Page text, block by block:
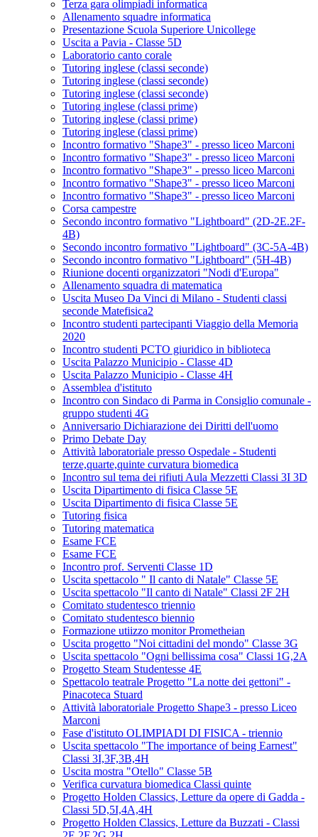
Terza gara olimpiadi informatica
Allenamento squadre informatica
Presentazione Scuola Superiore Unicollege
Uscita a Pavia - Classe 5D
Laboratorio canto corale
Tutoring inglese (classi seconde)
Tutoring inglese (classi seconde)
Tutoring inglese (classi seconde)
Tutoring inglese (classi prime)
Tutoring inglese (classi prime)
Tutoring inglese (classi prime)
Incontro formativo "Shape3" - presso liceo Marconi
Incontro formativo "Shape3" - presso liceo Marconi
Incontro formativo "Shape3" - presso liceo Marconi
Incontro formativo "Shape3" - presso liceo Marconi
Incontro formativo "Shape3" - presso liceo Marconi
Corsa campestre
Secondo incontro formativo "Lightboard" (2D-2E.2F-
4B)
Secondo incontro formativo "Lightboard" (3C-5A-4B)
Secondo incontro formativo "Lightboard" (5H-4B)
Riunione docenti organizzatori "Nodi d'Europa"
Allenamento squadra di matematica
Uscita Museo Da Vinci di Milano - Studenti classi
seconde Matefisica2
Incontro studenti partecipanti Viaggio della Memoria
2020
Incontro studenti PCTO giuridico in biblioteca
Uscita Palazzo Municipio - Classe 4D
Uscita Palazzo Municipio - Classe 4H
Assemblea d'istituto
Incontro con Sindaco di Parma in Consiglio comunale -
gruppo studenti 4G
Anniversario Dichiarazione dei Diritti dell'uomo
Primo Debate Day
Attività laboratoriale presso Ospedale - Studenti
terze,quarte,quinte curvatura biomedica
Incontro sul tema dei rifiuti Aula Mezzetti Classi 3I 3D
Uscita Dipartimento di fisica Classe 5E
Uscita Dipartimento di fisica Classe 5E
Tutoring fisica
Tutoring matematica
Esame FCE
Esame FCE
Incontro prof. Serventi Classe 1D
Uscita spettacolo " Il canto di Natale" Classe 5E
Uscita spettacolo "Il canto di Natale" Classi 2F 2H
Comitato studentesco triennio
Comitato studentesco biennio
Formazione utiizzo monitor Prometheian
Uscita progetto "Noi cittadini del mondo" Classe 3G
Uscita spettacolo "Ogni bellissima cosa" Classi 1G,2A
Progetto Steam Studentesse 4E
Spettacolo teatrale Progetto "La notte dei gettoni" -
Pinacoteca Stuard
Attività laboratoriale Progetto Shape3 - presso Liceo
Marconi
Fase d'istituto OLIMPIADI DI FISICA - triennio
Uscita spettacolo "The importance of being Earnest"
Classi 3I,3F,3B,4H
Uscita mostra "Otello" Classe 5B
Verifica curvatura biomedica Classi quinte
Progetto Holden Classics, Letture da opere di Gadda -
Classi 5D,5I,4A,4H
Progetto Holden Classics, Letture da Buzzati - Classi